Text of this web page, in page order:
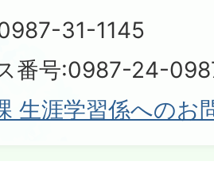
31-1145
番号:0987-24-
生涯学習係へのお